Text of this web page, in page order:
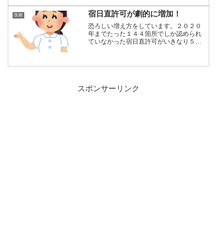
医療 宿日直許可が劇的に増加！
恐ろしい増え方をしています。２０２０
年までたった１４４箇所でしか認められ
ていなかった宿日直許可がいきなり５１
スポンサーリンク